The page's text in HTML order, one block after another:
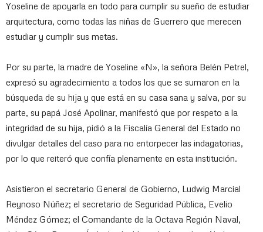
Yoseline de apoyarla en todo para cumplir su sueño de estudiar
arquitectura, como todas las niñas de Guerrero que merecen
estudiar y cumplir sus metas.
Por su parte, la madre de Yoseline «N», la señora Belén Petrel,
expresó su agradecimiento a todos los que se sumaron en la
búsqueda de su hija y que está en su casa sana y salva, por su
parte, su papá José Apolinar, manifestó que por respeto a la
integridad de su hija, pidió a la Fiscalía General del Estado no
divulgar detalles del caso para no entorpecer las indagatorias,
por lo que reiteró que confía plenamente en esta institución.
Asistieron el secretario General de Gobierno, Ludwig Marcial
Reynoso Núñez; el secretario de Seguridad Pública, Evelio
Méndez Gómez; el Comandante de la Octava Región Naval,